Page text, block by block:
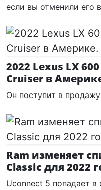
если вы отменили его
2022 Lexus LX
Cruiser в
Он поступит в
Ram изменяет
Classic для 2022
Uconnect 5 попадает в